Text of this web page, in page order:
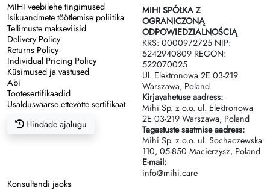
MIHI veebilehe tingimused
Isikuandmete töötlemise poliitika
Tellimuste makseviisid
Delivery Policy
Returns Policy
Individual Pricing Policy
Küsimused ja vastused
Abi
Tootesertifikaadid
Usaldusväärse ettevõtte sertifikaat
Hindade ajalugu
MIHI SPÓŁKA Z
OGRANICZONĄ
ODPOWIEDZIALNOŚCIĄ
KRS: 0000972725 NIP:
5242940809 REGON:
522070025
Ul. Elektronowa 2Е 03-219
Warszawa, Poland
Kirjavahetuse aadress:
Mihi Sp. z o.o. ul. Elektronowa
2Е 03-219 Warszawa, Poland
Tagastuste saatmise aadress:
Mihi Sp. z o.o. ul. Sochaczewska
110, 05-850 Macierzysz, Poland
E-mail:
info@mihi.care
Konsultandi jaoks